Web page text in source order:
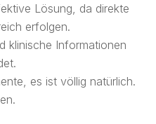
Lösung, da direkte
erfolgen.
klinische Informationen
es ist völlig natürlich.